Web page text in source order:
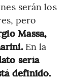
serán los
pero
Massa,
En la
sería
definido.